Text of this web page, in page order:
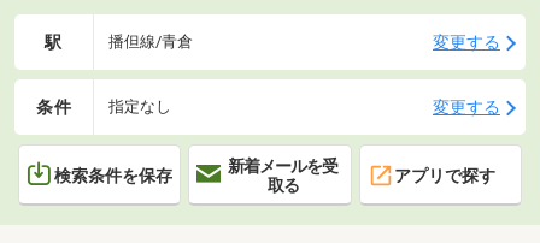
駅 播但線/青倉 変更する
条件 指定なし 変更する
検索条件を保存
新着メールを受
取る
アプリで探す